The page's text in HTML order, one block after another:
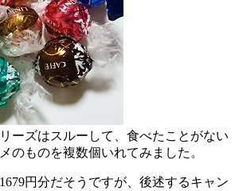
ーズはスルーして、食べたことがない
のものを複数個いれてみました。
1679円分だそうですが、後述するキャン